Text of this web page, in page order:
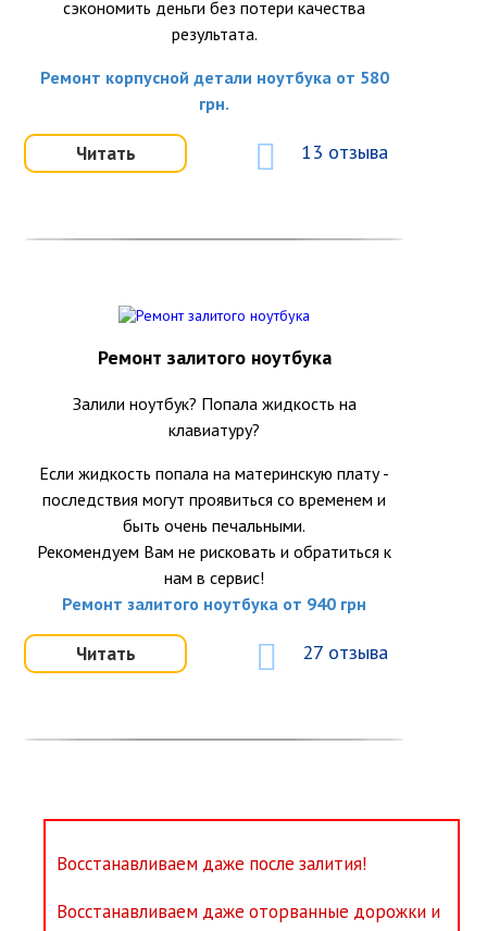
сэкономить деньги без потери качества
результата.
Ремонт корпусной детали ноутбука от 580
грн.
Читать 13 отзыва
Ремонт залитого ноутбука
Залили ноутбук? Попала жидкость на
клавиатуру?
Если жидкость попала на материнскую плату -
последствия могут проявиться со временем и
быть очень печальными.
Рекомендуем Вам не рисковать и обратиться к
нам в сервис!
Ремонт залитого ноутбука от 940 грн
Читать 27 отзыва
Восстанавливаем даже после залития!
Восстанавливаем даже оторванные дорожки и